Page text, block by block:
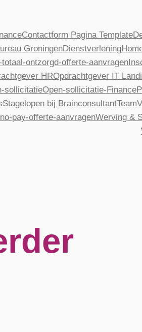
Contactform Pagina Template
GroningenDienstverlening
totaal-ontzorgd-offerte-aanvragen
HROpdrachtgever IT
sollicitatieOpen-sollicitatie-Finance
Stagelopen bij BrainconsultantTeam
pay-offerte-aanvragenWerving &